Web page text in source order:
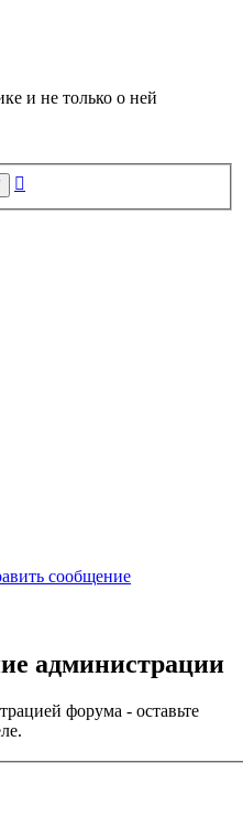
и не только о ней
Поиск
сообщение
администрации
форума - оставьте